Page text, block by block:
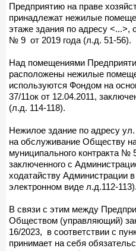
Предприятию на праве
принадлежат нежилые
этаже здания по адресу <...>,
№ 9 от 2019 года (л.д. 51-56).
Над помещениями
расположены нежилые
используются Фондом на
37/11ок от 12.04.2011,
(л.д. 114-118).
Нежилое здание по адресу
на обслуживание Обществу
муниципального контракта №
заключенного с
ходатайству Администрации
электронном виде л.д.112-
В связи с этим между
Обществом (управляющий)
16/2023, в соответствии с
принимает на себя